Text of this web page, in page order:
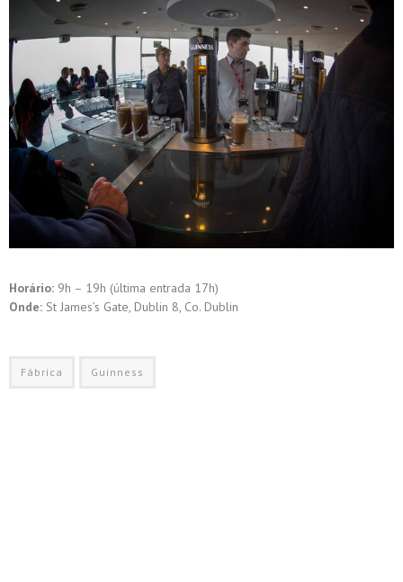
Horário: 9h – 19h (última entrada 17h)
Onde: St James’s Gate, Dublin 8, Co. Dublin‎
Fábrica Guinness